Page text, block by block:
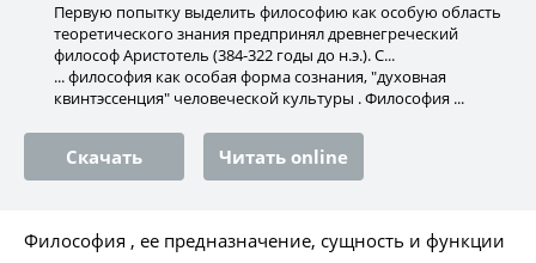
Первую попытку выделить философию как особую область
теоретического знания предпринял древнегреческий
философ Аристотель (384-322 годы до н.э.). С...
... философия как особая форма сознания, "духовная
квинтэссенция" человеческой культуры . Философия ...
Скачать Читать online
Философия , ее предназначение, сущность и функции